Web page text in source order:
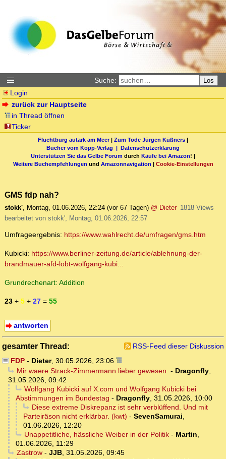
Suche: Los
Login
zurück zur Hauptseite
in Thread öffnen
Ticker
Fluchtburg autark am Meer| Zum Tode Jürgen Küßners |
Bücher vom Kopp-Verlag | Datenschutzerklärung
Unterstützen Sie das Gelbe Forum durch Käufe bei Amazon! |
Weitere Buchempfehlungen und Amazonnavigation | Cookie-Einstellungen
GMS fdp nah?
stokk', Montag, 01.06.2026, 22:24 (vor 67 Tagen) @ Dieter 1818 Views
bearbeitet von stokk', Montag, 01.06.2026, 22:57
Umfrageergebnis: https://www.wahlrecht.de/umfragen/gms.htm
Kubicki: https://www.berliner-zeitung.de/article/ablehnung-der-
brandmauer-afd-lobt-wolfgang-kubi...
Grundrechenart: Addition
23 + 5 + 27 = 55
antworten
gesamter Thread:
RSS-Feed dieser Diskussion
FDP- Dieter, 30.05.2026, 23:06
Mir waere Strack-Zimmermann lieber gewesen. - Dragonfly,
31.05.2026, 09:42
Wolfgang Kubicki auf X.com und Wolfgang Kubicki bei
Abstimmungen im Bundestag - Dragonfly, 31.05.2026, 10:00
Diese extreme Diskrepanz ist sehr verblüffend. Und mit
Parteiräson nicht erklärbar. (kwt) - SevenSamurai,
01.06.2026, 12:20
Unappetitliche, hässliche Weiber in der Politik- Martin,
01.06.2026, 11:29
Zastrow- JJB, 31.05.2026, 09:45